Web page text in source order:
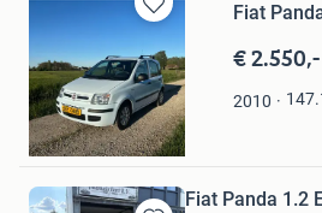
Bewaren
in
Mijn
Favorieten
Fiat
€ 2.550,-
2010
SvE Cars
Langbroek
Fiat Panda 1.2